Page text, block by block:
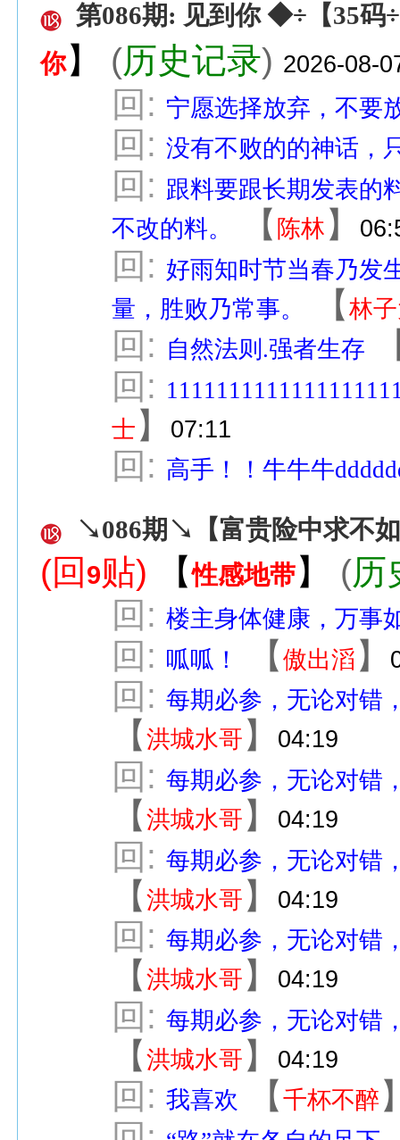
第086期: 见到你 ◆÷【35码
你】 (历史记录) 2026-08-
回: 宁愿选择放弃，不要
回: 没有不败的的神话，
回: 跟料要跟长期发表的
不改的料。
【 陈林 】
回: 好雨知时节当春乃发
量，胜败乃常事。
【林
回: 自然法则.强者生存
回:
士 】 07:11
回: 高手！！牛牛牛
↘086期↘【富贵险中求不
(回 9贴) 【性感地带】 (历
回: 楼主身体健康，万事
回: 呱呱！ 【傲出滔 】
回: 每期必参，无论对错
【洪城水哥 】 04:19
回: 每期必参，无论对错
【洪城水哥 】 04:19
回: 每期必参，无论对错
【洪城水哥 】 04:19
回: 每期必参，无论对错
【洪城水哥 】 04:19
回: 每期必参，无论对错
【洪城水哥 】 04:19
回: 我喜欢 【千杯不醉